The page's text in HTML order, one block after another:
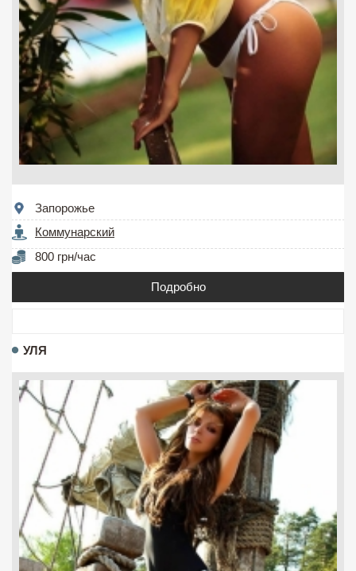
Запорожье
Коммунарский
800 грн/час
Подробно
УЛЯ